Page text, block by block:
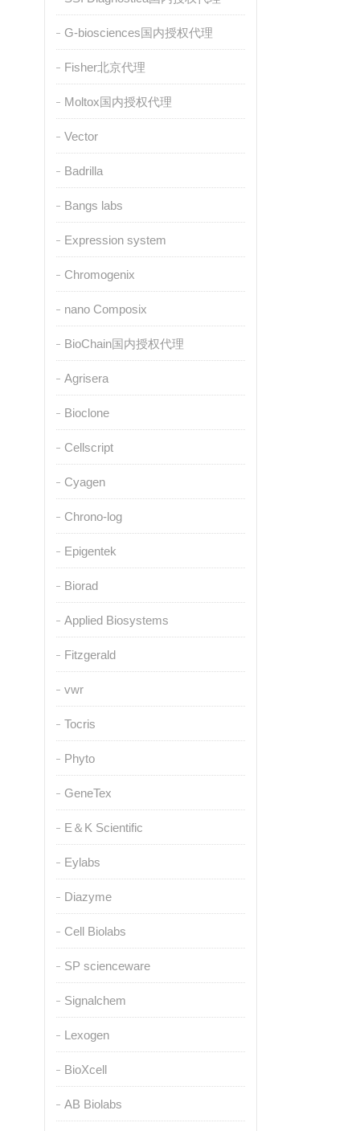
G-biosciences国内授权代理
Fisher北京代理
Moltox国内授权代理
Vector
Badrilla
Bangs labs
Expression system
Chromogenix
nano Composix
BioChain国内授权代理
Agrisera
Bioclone
Cellscript
Cyagen
Chrono-log
Epigentek
Biorad
Applied Biosystems
Fitzgerald
vwr
Tocris
Phyto
GeneTex
E＆K Scientific
Eylabs
Diazyme
Cell Biolabs
SP scienceware
Signalchem
Lexogen
BioXcell
AB Biolabs